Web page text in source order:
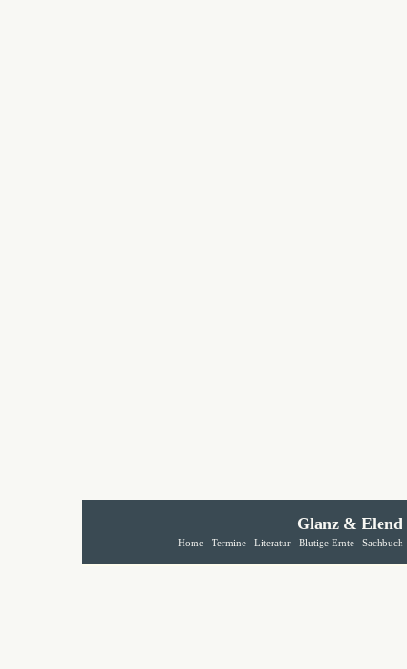
Glanz & Elend
Home Termine Literatur Blutige Ernte Sachbuch